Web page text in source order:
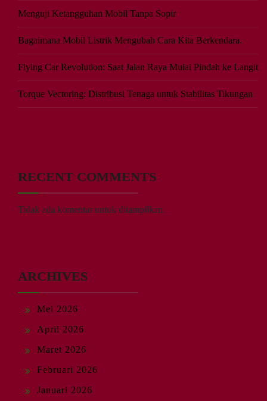
Menguji Ketangguhan Mobil Tanpa Sopir
Bagaimana Mobil Listrik Mengubah Cara Kita Berkendara.
Flying Car Revolution: Saat Jalan Raya Mulai Pindah ke Langit
Torque Vectoring: Distribusi Tenaga untuk Stabilitas Tikungan
RECENT COMMENTS
Tidak ada komentar untuk ditampilkan.
ARCHIVES
Mei 2026
April 2026
Maret 2026
Februari 2026
Januari 2026